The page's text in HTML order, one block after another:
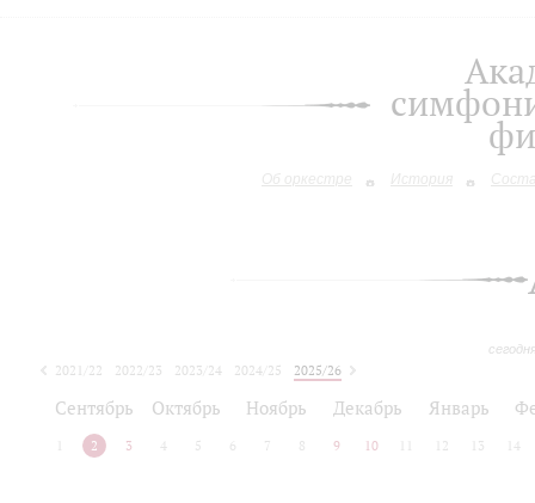
Об оркестре История
2021/22 2022/23 2023/24 2024/25
2025/26
Сентябрь Октябрь Ноябрь Декабрь Январь
2 3 4 5 6 7 8 9 10 12 13 14